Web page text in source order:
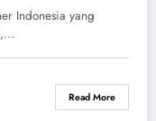
Indonesia yang
Read More